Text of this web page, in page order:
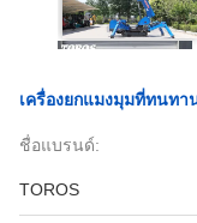
เครื่องยกแมงมุมที่ทนทา
ชื่อแบรนด์:
TOROS